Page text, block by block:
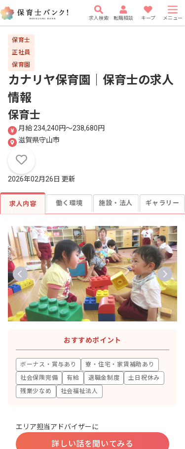
求人検索 転職相談 キープ メニュー
保育士
正社員
保育園
カナリヤ保育園｜保育士の求人
情報
保育士
月給 234,240円〜238,680円
滋賀県守山市
2026年02月26日 更新
求人内容 働く環境 施設・法人 ギャラリー
おすすめポイント
ボーナス・賞与あり
寮・住宅・家賃補助あり
社会保険完備
有給 退職金制度
土日祝休み
残業少なめ
社会福祉法人
エリア担当アドバイザーに
詳しい話を聞いてみる